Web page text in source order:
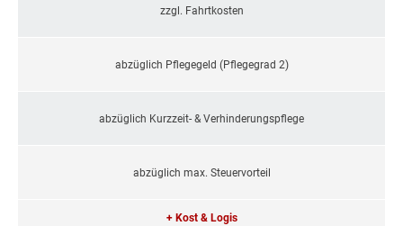
zzgl. Fahrtkosten
abzüglich Pflegegeld (Pflegegrad 2)
abzüglich Kurzzeit- & Verhinderungspflege
abzüglich max. Steuervorteil
+ Kost & Logis